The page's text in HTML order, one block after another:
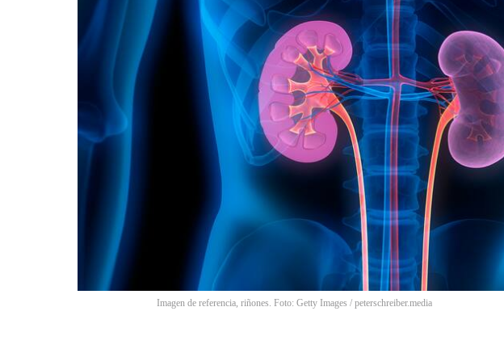
Imagen de referencia, riñones. Foto: Getty Images / peterschreiber.media